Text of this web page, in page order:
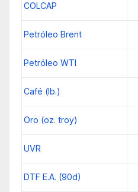
COLCAP
Petróleo Brent
Petróleo WTI
Café (lb.)
Oro (oz. troy)
UVR
DTF E.A. (90d)